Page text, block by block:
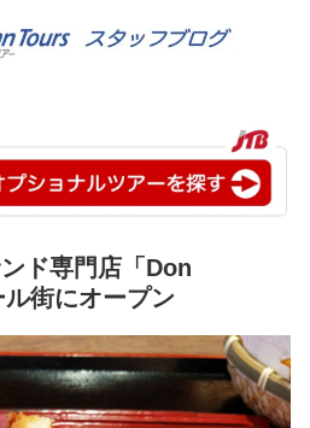
ド専門店「Don
街にオープン